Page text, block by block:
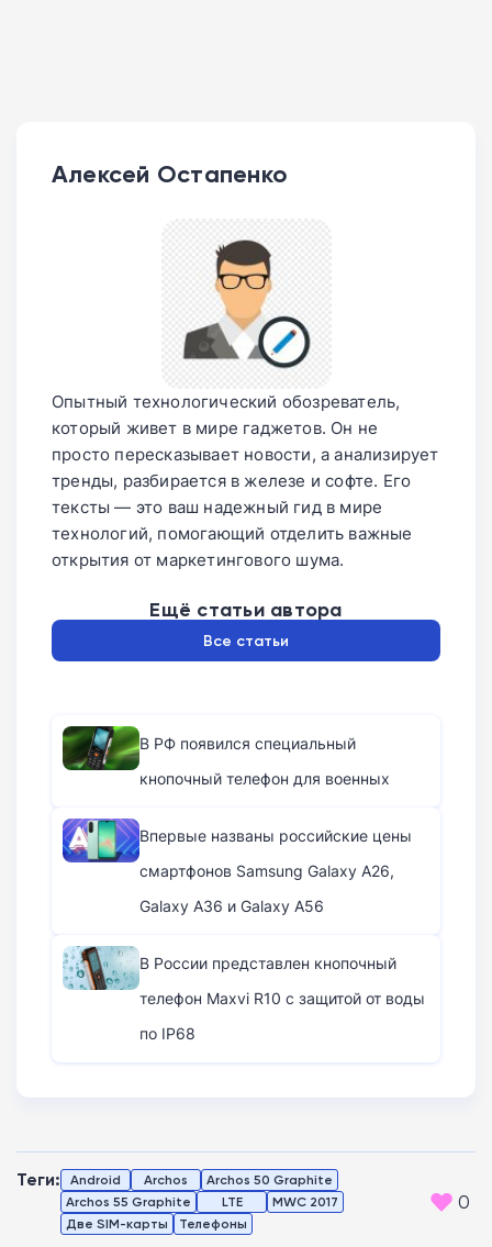
Алексей Остапенко
Опытный технологический обозреватель,
который живет в мире гаджетов. Он не
просто пересказывает новости, а анализирует
тренды, разбирается в железе и софте. Его
тексты — это ваш надежный гид в мире
технологий, помогающий отделить важные
открытия от маркетингового шума.
Ещё статьи автора
Все статьи
В РФ появился специальный
кнопочный телефон для военных
Впервые названы российские цены
смартфонов Samsung Galaxy A26,
Galaxy A36 и Galaxy A56
В России представлен кнопочный
телефон Maxvi R10 с защитой от воды
по IP68
Теги: Android Archos
Archos 50 Graphite
Archos 55 Graphite
LTE
MWC 2017
Две SIM-карты
Телефоны
0